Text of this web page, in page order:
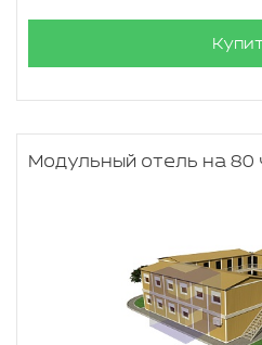
Модульный отель на 80